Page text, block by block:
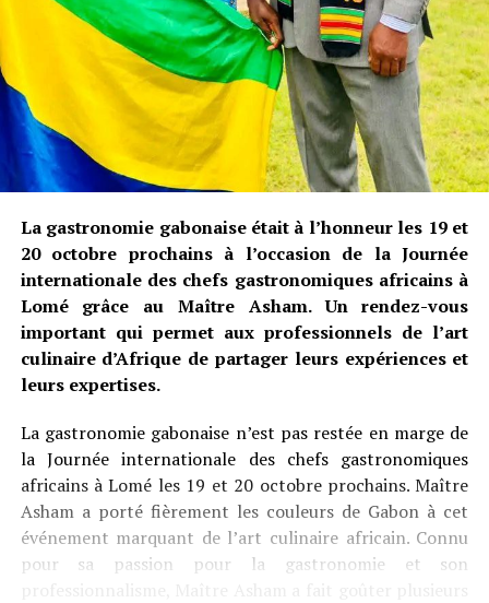
La gastronomie gabonaise était à l’honneur les 19 et
20 octobre prochains à l’occasion de la Journée
internationale des chefs gastronomiques africains à
Lomé grâce au Maître Asham. Un rendez-vous
important qui permet aux professionnels de l’art
culinaire d’Afrique de partager leurs expériences et
leurs expertises.
La gastronomie gabonaise n’est pas restée en marge de
la Journée internationale des chefs gastronomiques
africains à Lomé les 19 et 20 octobre prochains. Maître
Asham a porté fièrement les couleurs de Gabon à cet
événement marquant de l’art culinaire africain. Connu
pour sa passion pour la gastronomie et son